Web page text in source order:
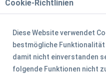
Cookie-Richtlinien
Diese Website verwendet
bestmögliche Funktionalität
damit nicht einverstanden
folgende Funktionen nicht